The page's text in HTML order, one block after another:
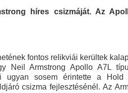
híres csizmáját. Az
fontos relikviái kerültek
Neil Armstrong Apollo A7L
ugyan sosem érintette a Hold
csizma fejlesztésénél. Az